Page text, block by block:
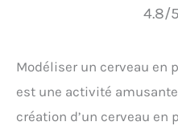
4.8/
Modéliser un cerveau en
est une activité
création d’un cerveau en